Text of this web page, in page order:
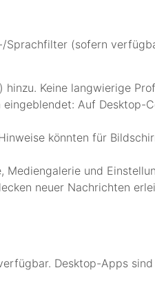
Sprachfilter (sofern
Keine langwierige
Auf Desktop-
könnten für
Mediengalerie und
neuer Nachrichten
Desktop-Apps